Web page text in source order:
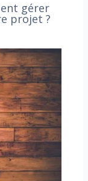
gérer
projet ?